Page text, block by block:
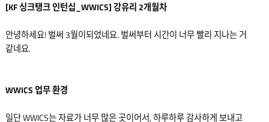
[KF 싱크탱크 인턴십_WWICS] 강유리 2개월차
안녕하세요! 벌써 3월이되었네요. 벌써부터 시간이 너무 빨리 지나는 거
같네요.
WWICS 업무 환경
일단 WWICS는 자료가 너무 많은 곳이어서, 하루하루 감사하게 보내고